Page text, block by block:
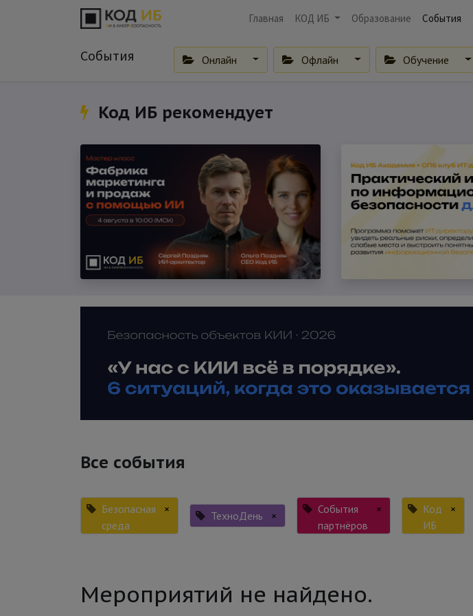
Главная КОД ИБ Образование События
События Онлайн Офлайн Обучение
Код ИБ рекомендует
Все события
Безопасная
среда
× ТехноДень ×
События
партнёров
×
Код
ИБ
×
Мероприятий не найдено.